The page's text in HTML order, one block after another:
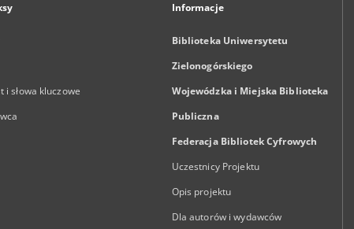
i słowa kluczowe
Informacje
Biblioteka Uniwersytetu
Zielonogórskiego
Wojewódzka i Miejska Biblioteka
Publiczna
Federacja Bibliotek Cyfrowych
Uczestnicy Projektu
Opis projektu
Dla autorów i wydawców